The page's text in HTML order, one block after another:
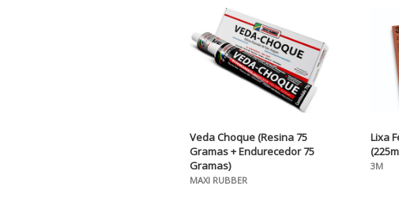
Veda Choque (Resina 75
Gramas + Endurecedor 75
Gramas)
MAXI RUBBER
Lixa
3M